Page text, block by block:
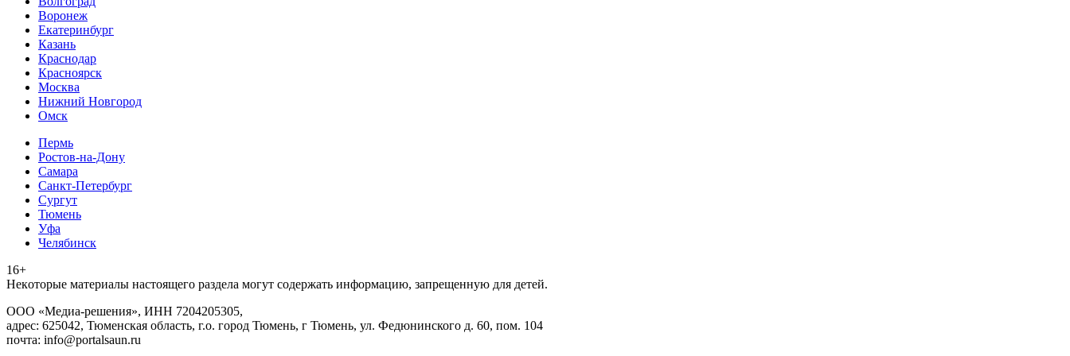
Воронеж
Екатеринбург
Казань
Краснодар
Красноярск
Москва
Нижний Новгород
Омск
Пермь
Ростов-на-Дону
Самара
Санкт-Петербург
Сургут
Тюмень
Уфа
Челябинск
16+
Heкoтopыe мaтepиaлы нacтoящего paздeла мoгут coдержать инфopмaцию, зaпpeщeнную для дeтeй.
ООО «Медиа-решения», ИНН 7204205305,
адрес: 625042, Тюменская область, г.о. город Тюмень, г Тюмень, ул. Федюнинского д. 60, пом. 104
почта: info@portalsaun.ru